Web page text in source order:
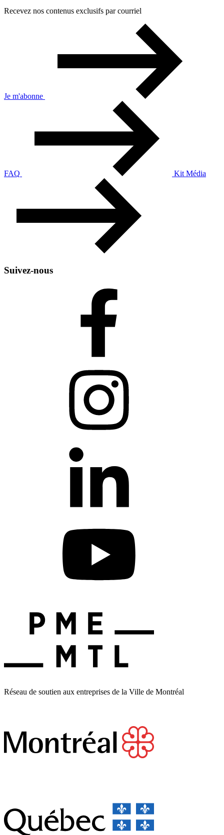
Recevez nos contenus exclusifs par courriel
Je m'abonne
FAQ Kit Média
Suivez-nous
Réseau de soutien aux entreprises de la Ville de Montréal